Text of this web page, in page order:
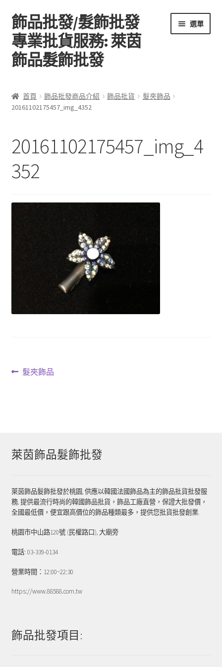
跳
至
導
覽
列
跳
至
主
要
內
飾品批發/髮飾批發
專業批貨服務: 萊茵
飾品髮飾批發
選單
關於萊茵飾品批發
首頁 飾品批發商品介紹 飾品批貨
髮夾飾品
20161102175457_img_4352
20161102175457_img_4
352
文上
髮夾飾品
萊茵飾品髮飾批發
萊茵飾品髮飾批發於桃園, 供應以韓國法國飾品為主的飾品批貨批發服
務, 提供最流行時尚的韓國飾品批貨，飾品工廠直營，保證大批發價，
全國最低價，便宜跟高價位的飾品種類最多，提供您批貨批發創業.
桃園市中山路120號 (民權路口), 大廟旁
電話: 03-339-0134
營業時間：12:00~22:30
https://www.88588.com.tw
飾品批發項目: